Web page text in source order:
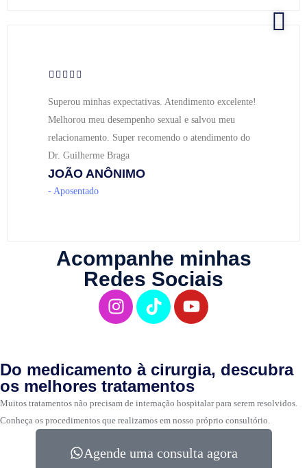
Superou minhas expectativas. Atendimento excelente!
Melhorou meu desempenho sexual e salvou meu
relacionamento. Super recomendo o atendimento do
Dr. Guilherme Braga
JOÃO ANÔNIMO
- Aposentado
Acompanhe minhas
Redes Sociais
Do medicamento à cirurgia, descubra
os melhores tratamentos
Muitos tratamentos não precisam de internação hospitalar para serem resolvidos.
Conheça os procedimentos que realizamos em nosso próprio consultório.
Agende uma consulta agora